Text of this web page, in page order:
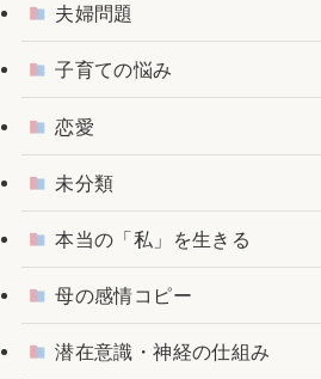
夫婦問題
子育ての悩み
恋愛
未分類
本当の「私」を生きる
母の感情コピー
潜在意識・神経の仕組み